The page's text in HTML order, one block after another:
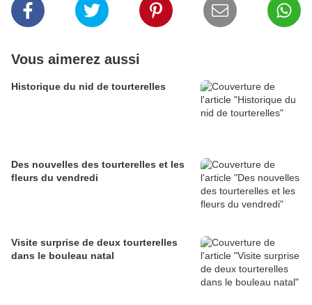
Vous aimerez aussi
Historique du nid de tourterelles
Des nouvelles des tourterelles et les
fleurs du vendredi
Visite surprise de deux tourterelles
dans le bouleau natal